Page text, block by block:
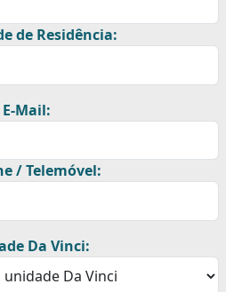
de Residência:
E-Mail:
/ Telemóvel:
Da Vinci: